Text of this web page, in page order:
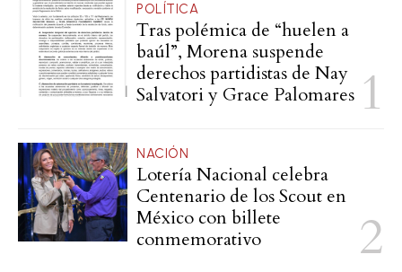
POLÍTICA
Tras polémica de “huelen a
baúl”, Morena suspende
derechos partidistas de Nay
Salvatori y Grace Palomares
NACIÓN
Lotería Nacional celebra
Centenario de los Scout en
México con billete
conmemorativo